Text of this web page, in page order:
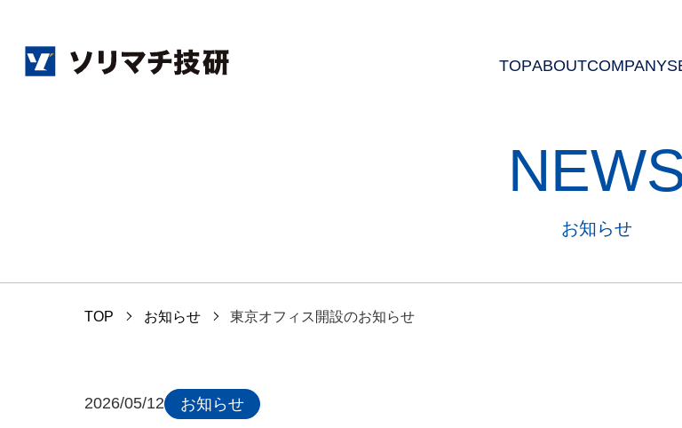
TOPABOUTCOMPANY
お知らせ
TOP お知らせ 東京オフィス開設のお知らせ
2026/05/12 お知らせ